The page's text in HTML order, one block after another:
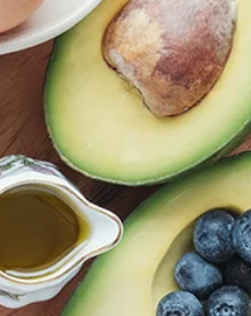
wat is het en